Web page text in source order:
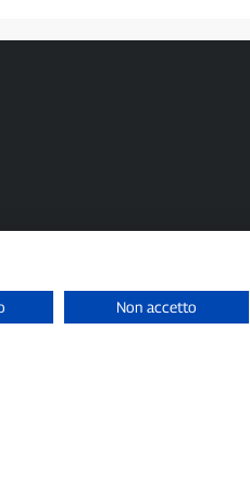
Non accetto